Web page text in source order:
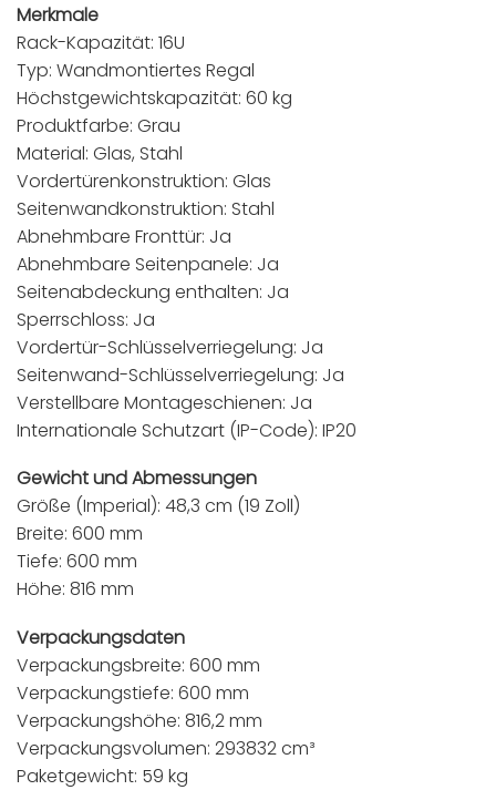
Merkmale
Rack-Kapazität: 16U
Typ: Wandmontiertes Regal
Höchstgewichtskapazität: 60 kg
Produktfarbe: Grau
Material: Glas, Stahl
Vordertürenkonstruktion: Glas
Seitenwandkonstruktion: Stahl
Abnehmbare Fronttür: Ja
Abnehmbare Seitenpanele: Ja
Seitenabdeckung enthalten: Ja
Sperrschloss: Ja
Vordertür-Schlüsselverriegelung: Ja
Seitenwand-Schlüsselverriegelung: Ja
Verstellbare Montageschienen: Ja
Internationale Schutzart (IP-Code): IP20
Gewicht und Abmessungen
Größe (Imperial): 48,3 cm (19 Zoll)
Breite: 600 mm
Tiefe: 600 mm
Höhe: 816 mm
Verpackungsdaten
Verpackungsbreite: 600 mm
Verpackungstiefe: 600 mm
Verpackungshöhe: 816,2 mm
Verpackungsvolumen: 293832 cm³
Paketgewicht: 59 kg